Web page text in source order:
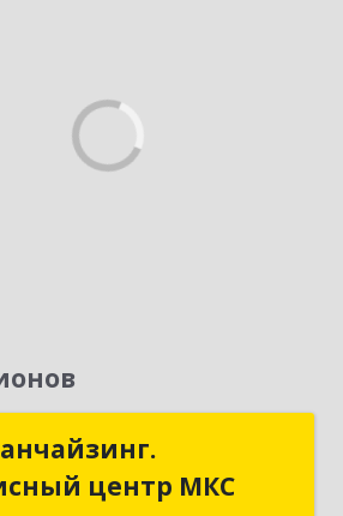
центр МКС
1С:Франчайзинг.
центр МКС